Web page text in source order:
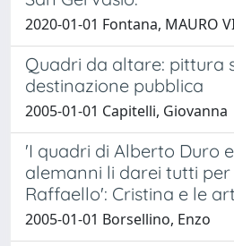
2020-01-01 Fontana, MAURO
Quadri da altare: pittura
destinazione pubblica
2005-01-01 Capitelli, Giovanna
'I quadri di Alberto Duro
alemanni li darei tutti
Raffaello': Cristina e le
2005-01-01 Borsellino, Enzo